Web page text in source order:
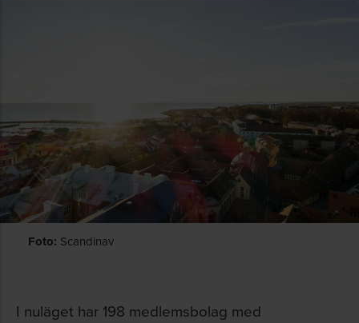
Foto: Scandinav
I nuläget har 198 medlemsbolag med